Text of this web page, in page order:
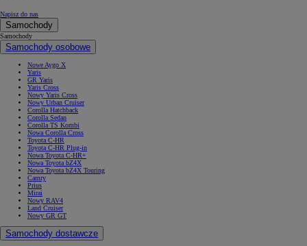
Napisz do nas
Samochody
Samochody
Samochody osobowe
Nowe Aygo X
Yaris
GR Yaris
Yaris Cross
Nowy Yaris Cross
Nowy Urban Cruiser
Corolla Hatchback
Corolla Sedan
Corolla TS Kombi
Nowa Corolla Cross
Toyota C-HR
Toyota C-HR Plug-in
Nowa Toyota C-HR+
Nowa Toyota bZ4X
Nowa Toyota bZ4X Touring
Camry
Prius
Mirai
Nowy RAV4
Land Cruiser
Nowy GR GT
Samochody dostawcze